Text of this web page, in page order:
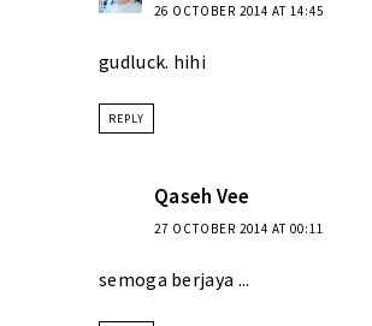
26 OCTOBER 2014 AT 14:45
gudluck. hihi
REPLY
Qaseh Vee
27 OCTOBER 2014 AT 00:11
semoga berjaya ...